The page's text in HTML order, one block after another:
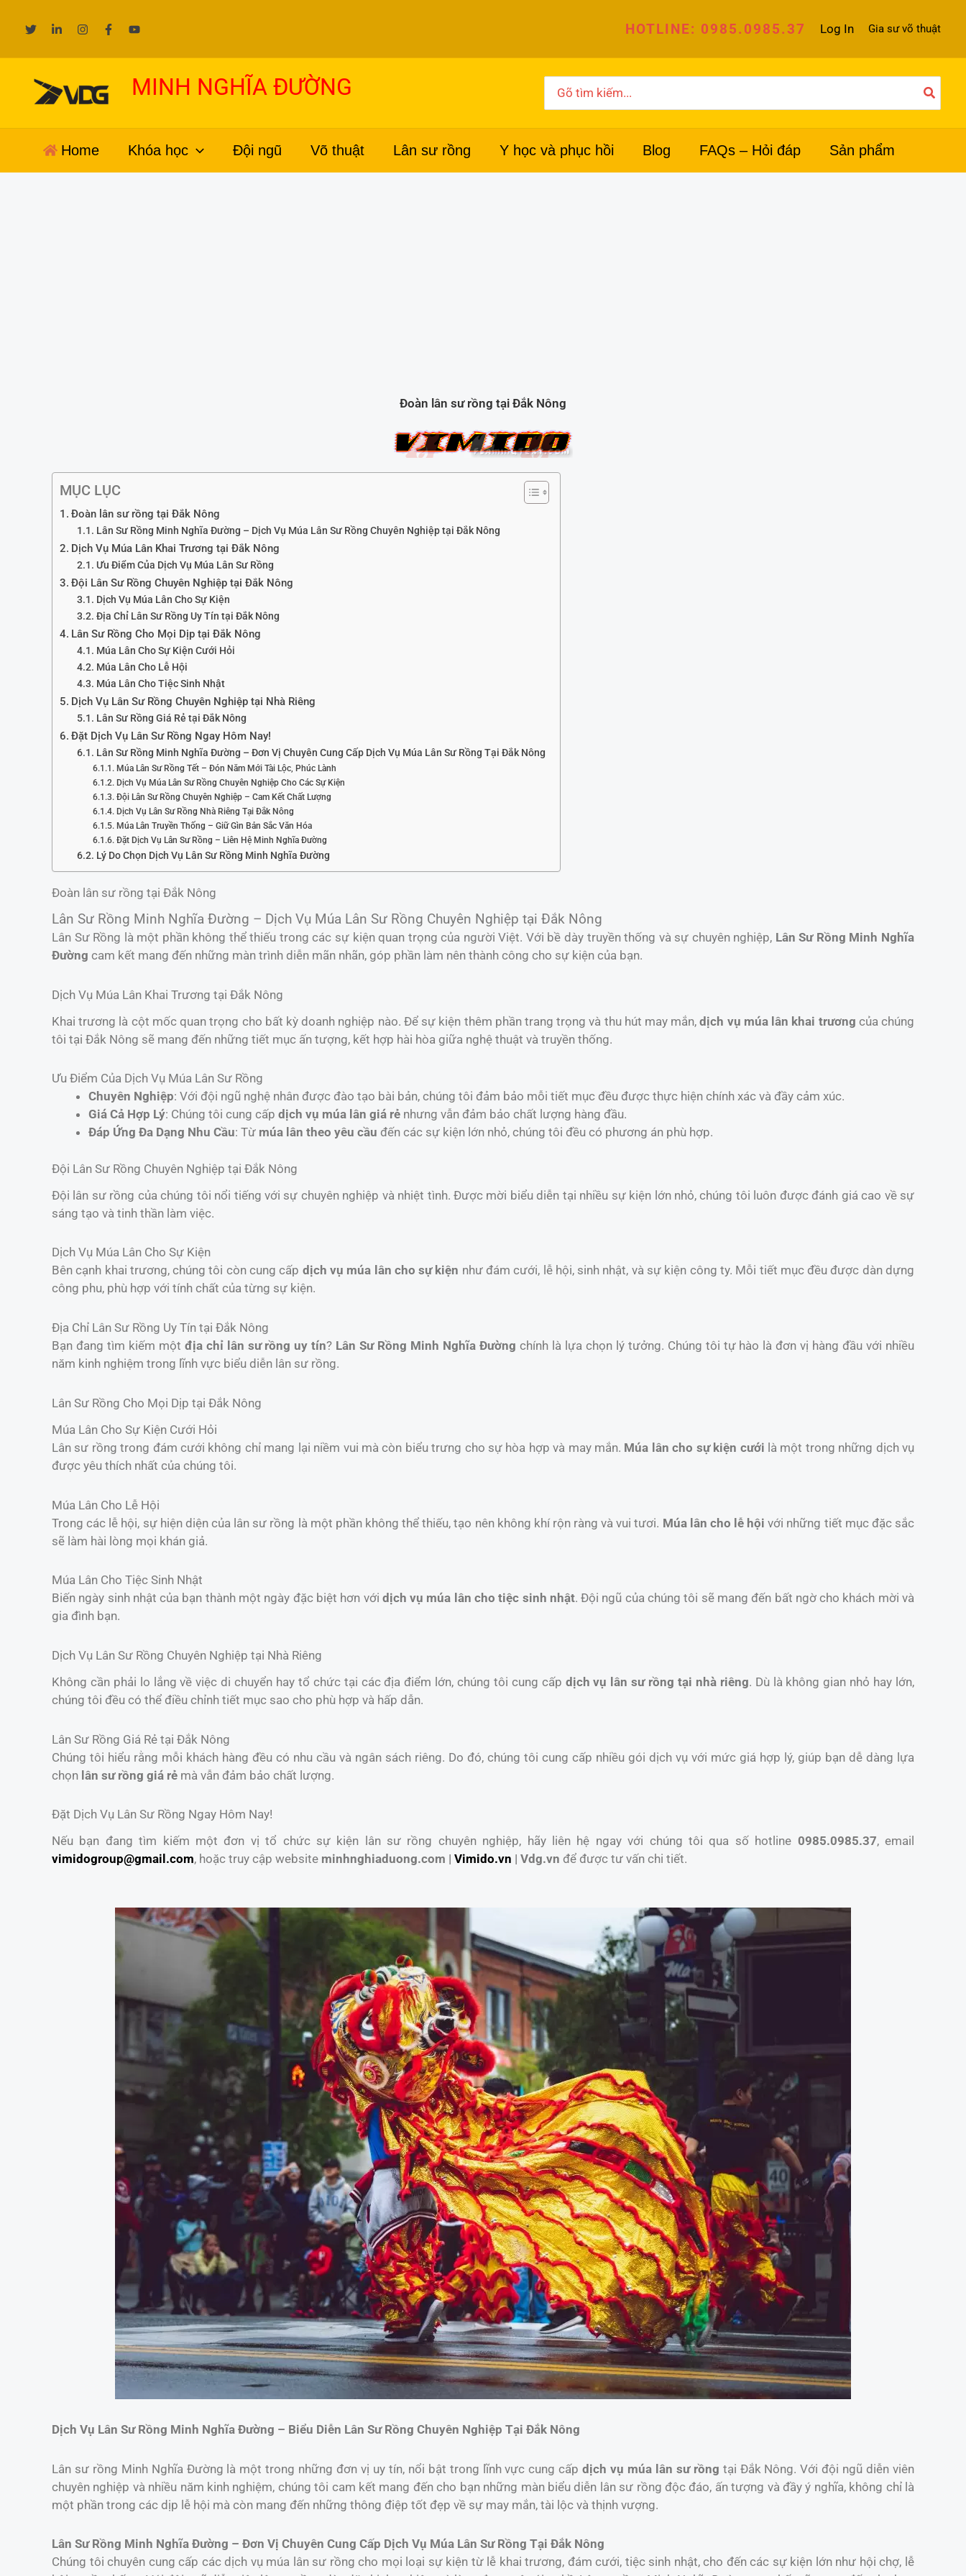
dung
HOTLINE: 0985.0985.37 Log In Gia sư võ thuật
MINH NGHĨA ĐƯỜNG
for:
Home Khóa học Đội ngũ Võ thuật Lân sư rồng Y học và phục hồi Blog FAQs – Hỏi đáp Sản phẩm
Đoàn lân sư rồng tại Đắk Nông
MỤC LỤC
Đoàn lân sư rồng tại Đắk Nông
Lân Sư Rồng Minh Nghĩa Đường – Dịch Vụ Múa Lân Sư Rồng Chuyên Nghiệp tại Đắk Nông
Dịch Vụ Múa Lân Khai Trương tại Đắk Nông
Ưu Điểm Của Dịch Vụ Múa Lân Sư Rồng
Đội Lân Sư Rồng Chuyên Nghiệp tại Đắk Nông
Dịch Vụ Múa Lân Cho Sự Kiện
Địa Chỉ Lân Sư Rồng Uy Tín tại Đắk Nông
Lân Sư Rồng Cho Mọi Dịp tại Đắk Nông
Múa Lân Cho Sự Kiện Cưới Hỏi
Múa Lân Cho Lễ Hội
Múa Lân Cho Tiệc Sinh Nhật
Dịch Vụ Lân Sư Rồng Chuyên Nghiệp tại Nhà Riêng
Lân Sư Rồng Giá Rẻ tại Đắk Nông
Đặt Dịch Vụ Lân Sư Rồng Ngay Hôm Nay!
Lân Sư Rồng Minh Nghĩa Đường – Đơn Vị Chuyên Cung Cấp Dịch Vụ Múa Lân Sư Rồng Tại Đắk Nông
Múa Lân Sư Rồng Tết – Đón Năm Mới Tài Lộc, Phúc Lành
Dịch Vụ Múa Lân Sư Rồng Chuyên Nghiệp Cho Các Sự Kiện
Đội Lân Sư Rồng Chuyên Nghiệp – Cam Kết Chất Lượng
Dịch Vụ Lân Sư Rồng Nhà Riêng Tại Đắk Nông
Múa Lân Truyền Thống – Giữ Gìn Bản Sắc Văn Hóa
Đặt Dịch Vụ Lân Sư Rồng – Liên Hệ Minh Nghĩa Đường
Lý Do Chọn Dịch Vụ Lân Sư Rồng Minh Nghĩa Đường
Đoàn lân sư rồng tại Đắk Nông
Lân Sư Rồng Minh Nghĩa Đường – Dịch Vụ Múa Lân Sư Rồng Chuyên Nghiệp tại Đắk Nông
Lân Sư Rồng là một phần không thể thiếu trong các sự kiện quan trọng của người Việt. Với bề dày truyền thống và sự chuyên nghiệp, Lân Sư Rồng Minh Nghĩa
Đường cam kết mang đến những màn trình diễn mãn nhãn, góp phần làm nên thành công cho sự kiện của bạn.
Dịch Vụ Múa Lân Khai Trương tại Đắk Nông
Khai trương là cột mốc quan trọng cho bất kỳ doanh nghiệp nào. Để sự kiện thêm phần trang trọng và thu hút may mắn,dịch vụ múa lân khai trương của chúng
tôi tại Đắk Nông sẽ mang đến những tiết mục ấn tượng, kết hợp hài hòa giữa nghệ thuật và truyền thống.
Ưu Điểm Của Dịch Vụ Múa Lân Sư Rồng
Chuyên Nghiệp: Với đội ngũ nghệ nhân được đào tạo bài bản, chúng tôi đảm bảo mỗi tiết mục đều được thực hiện chính xác và đầy cảm xúc.
Giá Cả Hợp Lý: Chúng tôi cung cấp dịch vụ múa lân giá rẻ nhưng vẫn đảm bảo chất lượng hàng đầu.
Đáp Ứng Đa Dạng Nhu Cầu: Từ múa lân theo yêu cầu đến các sự kiện lớn nhỏ, chúng tôi đều có phương án phù hợp.
Đội Lân Sư Rồng Chuyên Nghiệp tại Đắk Nông
Đội lân sư rồng của chúng tôi nổi tiếng với sự chuyên nghiệp và nhiệt tình. Được mời biểu diễn tại nhiều sự kiện lớn nhỏ, chúng tôi luôn được đánh giá cao về sự
sáng tạo và tinh thần làm việc.
Dịch Vụ Múa Lân Cho Sự Kiện
Bên cạnh khai trương, chúng tôi còn cung cấp dịch vụ múa lân cho sự kiện như đám cưới, lễ hội, sinh nhật, và sự kiện công ty. Mỗi tiết mục đều được dàn dựng
công phu, phù hợp với tính chất của từng sự kiện.
Địa Chỉ Lân Sư Rồng Uy Tín tại Đắk Nông
Bạn đang tìm kiếm một địa chỉ lân sư rồng uy tín? Lân Sư Rồng Minh Nghĩa Đường chính là lựa chọn lý tưởng. Chúng tôi tự hào là đơn vị hàng đầu với nhiều
năm kinh nghiệm trong lĩnh vực biểu diễn lân sư rồng.
Lân Sư Rồng Cho Mọi Dịp tại Đắk Nông
Múa Lân Cho Sự Kiện Cưới Hỏi
Lân sư rồng trong đám cưới không chỉ mang lại niềm vui mà còn biểu trưng cho sự hòa hợp và may mắn. Múa lân cho sự kiện cưới là một trong những dịch vụ
được yêu thích nhất của chúng tôi.
Múa Lân Cho Lễ Hội
Trong các lễ hội, sự hiện diện của lân sư rồng là một phần không thể thiếu, tạo nên không khí rộn ràng và vui tươi. Múa lân cho lễ hội với những tiết mục đặc sắc
sẽ làm hài lòng mọi khán giả.
Múa Lân Cho Tiệc Sinh Nhật
Biến ngày sinh nhật của bạn thành một ngày đặc biệt hơn với dịch vụ múa lân cho tiệc sinh nhật. Đội ngũ của chúng tôi sẽ mang đến bất ngờ cho khách mời và
gia đình bạn.
Dịch Vụ Lân Sư Rồng Chuyên Nghiệp tại Nhà Riêng
Không cần phải lo lắng về việc di chuyển hay tổ chức tại các địa điểm lớn, chúng tôi cung cấp dịch vụ lân sư rồng tại nhà riêng. Dù là không gian nhỏ hay lớn,
chúng tôi đều có thể điều chỉnh tiết mục sao cho phù hợp và hấp dẫn.
Lân Sư Rồng Giá Rẻ tại Đắk Nông
Chúng tôi hiểu rằng mỗi khách hàng đều có nhu cầu và ngân sách riêng. Do đó, chúng tôi cung cấp nhiều gói dịch vụ với mức giá hợp lý, giúp bạn dễ dàng lựa
chọn lân sư rồng giá rẻ mà vẫn đảm bảo chất lượng.
Đặt Dịch Vụ Lân Sư Rồng Ngay Hôm Nay!
Nếu bạn đang tìm kiếm một đơn vị tổ chức sự kiện lân sư rồng chuyên nghiệp, hãy liên hệ ngay với chúng tôi qua số hotline 0985.0985.37, email
vimidogroup@gmail.com, hoặc truy cập website minhnghiaduong.com | Vimido.vn | Vdg.vn để được tư vấn chi tiết.
Dịch Vụ Lân Sư Rồng Minh Nghĩa Đường – Biểu Diễn Lân Sư Rồng Chuyên Nghiệp Tại Đắk Nông
Lân sư rồng Minh Nghĩa Đường là một trong những đơn vị uy tín, nổi bật trong lĩnh vực cung cấpdịch vụ múa lân sư rồng tại Đắk Nông. Với đội ngũ diễn viên
chuyên nghiệp và nhiều năm kinh nghiệm, chúng tôi cam kết mang đến cho bạn những màn biểu diễn lân sư rồng độc đáo, ấn tượng và đầy ý nghĩa, không chỉ là
một phần trong các dịp lễ hội mà còn mang đến những thông điệp tốt đẹp về sự may mắn, tài lộc và thịnh vượng.
Lân Sư Rồng Minh Nghĩa Đường – Đơn Vị Chuyên Cung Cấp Dịch Vụ Múa Lân Sư Rồng Tại Đắk Nông
Chúng tôi chuyên cung cấp các dịch vụ múa lân sư rồng cho mọi loại sự kiện từ lễ khai trương, đám cưới, tiệc sinh nhật, cho đến các sự kiện lớn như hội chợ, lễ